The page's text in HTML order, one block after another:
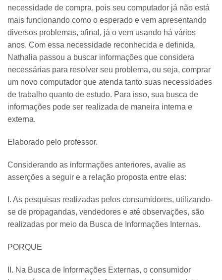
necessidade de compra, pois seu computador já não está
mais funcionando como o esperado e vem apresentando
diversos problemas, afinal, já o vem usando há vários
anos. Com essa necessidade reconhecida e definida,
Nathalia passou a buscar informações que considera
necessárias para resolver seu problema, ou seja, comprar
um novo computador que atenda tanto suas necessidades
de trabalho quanto de estudo. Para isso, sua busca de
informações pode ser realizada de maneira interna e
externa.
Elaborado pelo professor.
Considerando as informações anteriores, avalie as
asserções a seguir e a relação proposta entre elas:
I. As pesquisas realizadas pelos consumidores, utilizando-
se de propagandas, vendedores e até observações, são
realizadas por meio da Busca de Informações Internas.
PORQUE
II. Na Busca de Informações Externas, o consumidor